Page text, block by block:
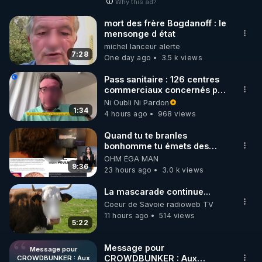
▶ Facebook RGNR :
https://www.facebook.com/thierry.rgnr/
https://www.instagram.com/stories/thierrycasasnov
asrgnre/
▶ Site RGNR : https://www.regenere.org
http://www.rencontres-regeneration.com/
▶ Instagram RDLR :
https://www.instagram.com/rdlr_thierrycasasnovas/
Why this ad?
7:28
mort des frère Bogdanoff : le
mensonge d état
michel lanceur alerte
One day ago
3.5 k views
1:34
Pass sanitaire : 126 centres
commerciaux concernés par
l'obligation dans toute la
France
Ni Oubli Ni Pardon
4 hours ago
968 views
9:36
Quand tu te branles
bonhomme tu émets des
ondes ils ont juste omis de
t'expliquer
OHM ÉGA MAN
23 hours ago
3.0 k views
5:22
La mascarade continue...
Coeur de Savoie radioweb TV
11 hours ago
514 views
Message pour
CROWDBUNKER : Aux
Message pour
CROWDBUNKER : Aux